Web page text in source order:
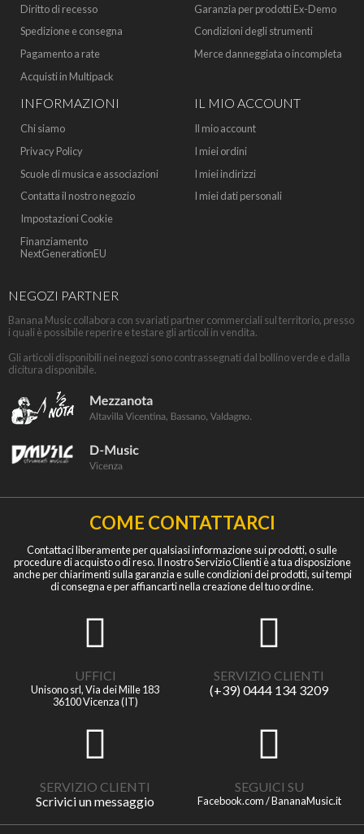
Diritto di recesso
Spedizione e consegna
Pagamento a rate
Acquisti in Multipack
Garanzia per prodotti Ex-Demo
Condizioni degli strumenti
Merce danneggiata o incompleta
INFORMAZIONI
Chi siamo
Privacy Policy
Scuole di musica e associazioni
Contatta il nostro negozio
Impostazioni Cookie
Finanziamento
NextGenerationEU
IL MIO ACCOUNT
Il mio account
I miei ordini
I miei indirizzi
I miei dati personali
NEGOZI PARTNER
Banana Music collabora con svariati partner commerciali sul territorio, presso
i quali è possibile reperire e testare gli articoli in vendita.
Gli articoli disponibili nei negozi sono contrassegnati dal bollino verde e dalla
dicitura disponibile.
COME CONTATTARCI
Contattaci liberamente per qualsiasi informazione sui prodotti, o sulle
procedure di acquisto o di reso. Il nostro Servizio Clienti è a tua disposizione
anche per chiarimenti sulla garanzia e sulle condizioni dei prodotti, sui tempi
di consegna e per affiancarti nella creazione del tuo ordine.
UFFICI
Unisono srl, Via dei Mille 183
36100 Vicenza (IT)
SERVIZIO CLIENTI
(+39) 0444 134 3209
SERVIZIO CLIENTI
Scrivici un messaggio
SEGUICI SU
Facebook.com / BananaMusic.it